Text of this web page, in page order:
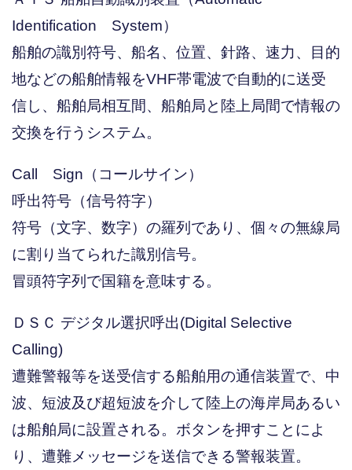
Identification System）
船舶の識別符号、船名、位置、針路、速力、目的
地などの船舶情報をVHF帯電波で自動的に送受
信し、船舶局相互間、船舶局と陸上局間で情報の
交換を行うシステム。
Call Sign（コールサイン）
呼出符号（信号符字）
符号（文字、数字）の羅列であり、個々の無線局
に割り当てられた識別信号。
冒頭符字列で国籍を意味する。
ＤＳＣ デジタル選択呼出(Digital Selective
Calling)
遭難警報等を送受信する船舶用の通信装置で、中
波、短波及び超短波を介して陸上の海岸局あるい
は船舶局に設置される。ボタンを押すことによ
り、遭難メッセージを送信できる警報装置。